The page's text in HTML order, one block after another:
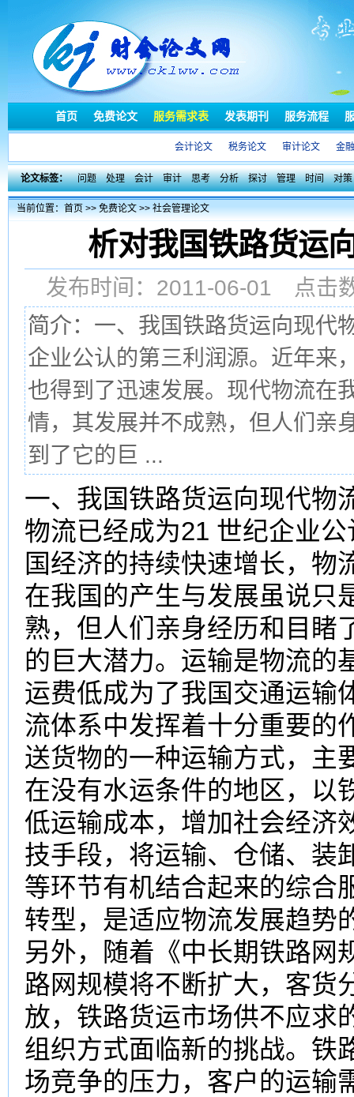
首页 免费论文 服务需求表 发表期刊 服务流程
会计论文 税务论文 审计论文 金
论文标签： 问题 处理 会计 审计 思考 分析 探讨 管理 时间 对策
当前位置：首页>>免费论文>>社会管理论文
析对我国铁路货运
发布时间：2011-06-01 点
简介：一、我国铁路货运向现代
企业公认的第三利润源。近年来
也得到了迅速发展。现代物流在
情，其发展并不成熟，但人们亲
到了它的巨 ...
一、我国铁路货运向现代物
物流已经成为21 世纪企业
国经济的持续快速增长，物
在我国的产生与发展虽说只
熟，但人们亲身经历和目睹
的巨大潜力。运输是物流的
运费低成为了我国交通运输
流体系中发挥着十分重要的
送货物的一种运输方式，主
在没有水运条件的地区，以
低运输成本，增加社会经济
技手段，将运输、仓储、装
等环节有机结合起来的综合
转型 ，是适应物流发展趋势
另外，随着《中长期铁路网
路网规模将不断扩大，客货
放，铁路货运市场供不应求
组织方式面临新的挑战。铁
场竞争的压力，客户的运输